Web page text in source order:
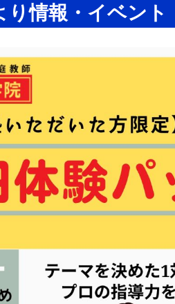
り情報・イベント